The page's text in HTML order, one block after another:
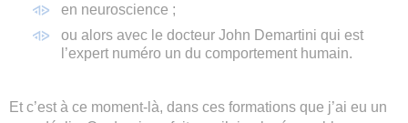
en neuroscience ;
ou alors avec le docteur John Demartini qui est
l’expert numéro un du comportement humain.
Et c’est à ce moment-là, dans ces formations que j’ai eu un